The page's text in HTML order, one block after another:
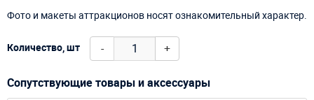
Фото и макеты аттракционов носят ознакомительный характер.
Количество, шт - +
Сопутствующие товары и аксессуары